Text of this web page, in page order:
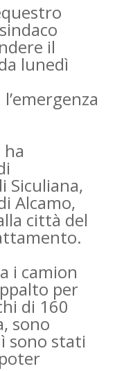
il
lunedì
Alcamo,
città del
i camion
per
di 160
sono
sono stati